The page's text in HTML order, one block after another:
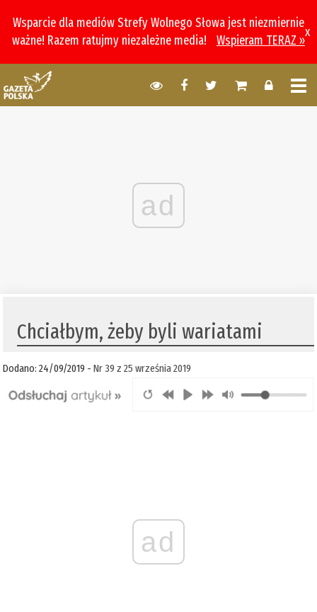
Wsparcie dla mediów Strefy Wolnego Słowa jest niezmiernie
ważne! Razem ratujmy niezależne media!
Wspieram TERAZ »
x
ad
Chciałbym, żeby byli wariatami
Dodano: 24/09/2019 -Nr 39 z 25 września 2019
ad